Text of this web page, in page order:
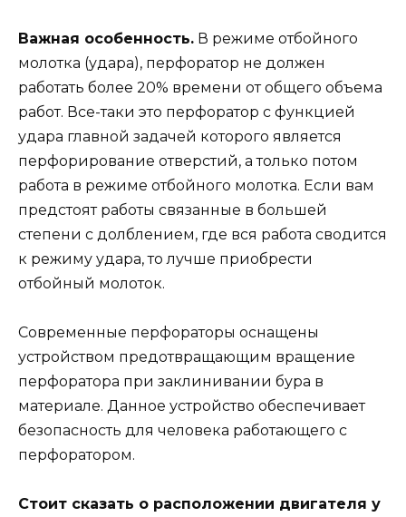
Важная особенность. В режиме отбойного
молотка (удара), перфоратор не должен
работать более 20% времени от общего объема
работ. Все-таки это перфоратор с функцией
удара главной задачей которого является
перфорирование отверстий, а только потом
работа в режиме отбойного молотка. Если вам
предстоят работы связанные в большей
степени с долблением, где вся работа сводится
к режиму удара, то лучше приобрести
отбойный молоток.
Современные перфораторы оснащены
устройством предотвращающим вращение
перфоратора при заклинивании бура в
материале. Данное устройство обеспечивает
безопасность для человека работающего с
перфоратором.
Стоит сказать о расположении двигателя у